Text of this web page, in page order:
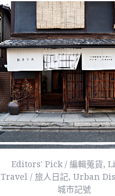
Editors' Pick / 編輯蒐貨,
Travel / 旅人日記, Urban
城市記號